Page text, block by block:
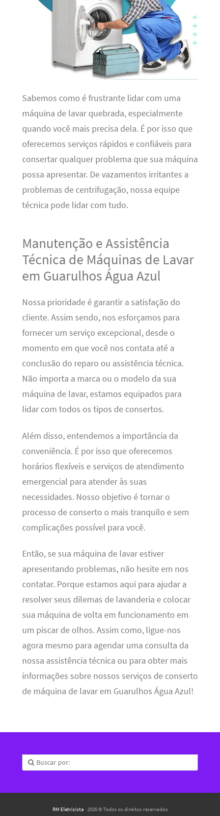
Sabemos como é frustrante lidar com uma
máquina de lavar quebrada, especialmente
quando você mais precisa dela. É por isso que
oferecemos serviços rápidos e confiáveis para
consertar qualquer problema que sua máquina
possa apresentar. De vazamentos irritantes a
problemas de centrifugação, nossa equipe
técnica pode lidar com tudo.
Manutenção e Assistência
Técnica de Máquinas de Lavar
em Guarulhos Água Azul
Nossa prioridade é garantir a satisfação do
cliente. Assim sendo, nos esforçamos para
fornecer um serviço excepcional, desde o
momento em que você nos contata até a
conclusão do reparo ou assistência técnica.
Não importa a marca ou o modelo da sua
máquina de lavar, estamos equipados para
lidar com todos os tipos de consertos.
Além disso, entendemos a importância da
conveniência. É por isso que oferecemos
horários flexíveis e serviços de atendimento
emergencial para atender às suas
necessidades. Nosso objetivo é tornar o
processo de conserto o mais tranquilo e sem
complicações possível para você.
Então, se sua máquina de lavar estiver
apresentando problemas, não hesite em nos
contatar. Porque estamos aqui para ajudar a
resolver seus dilemas de lavanderia e colocar
sua máquina de volta em funcionamento em
um piscar de olhos. Assim como, ligue-nos
agora mesmo para agendar uma consulta da
nossa assistência técnica ou para obter mais
informações sobre nossos serviços de conserto
de máquina de lavar em Guarulhos Água Azul!
RM Eletricista · 2026 © Todos os direitos reservados